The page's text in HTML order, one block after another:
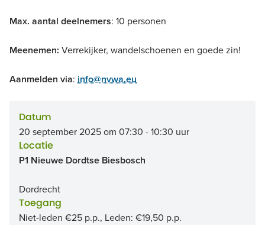
Max. aantal deelnemers: 10 personen
Meenemen: Verrekijker, wandelschoenen en goede zin!
Aanmelden via: info@nvwa.eu
Datum
20 september 2025 om 07:30 - 10:30 uur
Locatie
P1 Nieuwe Dordtse Biesbosch
Dordrecht
Toegang
Niet-leden €25 p.p., Leden: €19,50 p.p.